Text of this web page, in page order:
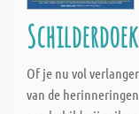
Of je nu vol
van de